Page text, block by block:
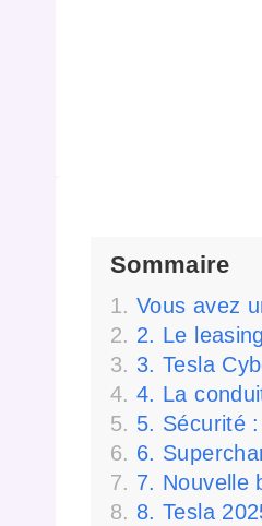
Sommaire
Vous avez
2. Le
3. Tesla
4. La
5. Sécurité
6.
7. Nouvelle
8. Tesla